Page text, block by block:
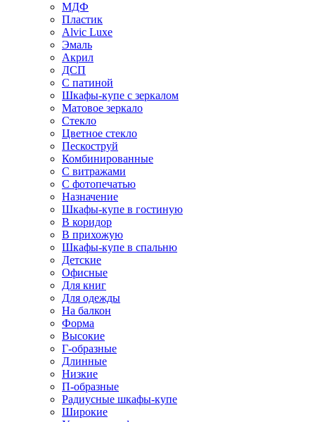
МДФ
Пластик
Alvic Luxe
Эмаль
Акрил
ДСП
С патиной
Шкафы-купе с зеркалом
Матовое зеркало
Стекло
Цветное стекло
Пескоструй
Комбинированные
С витражами
С фотопечатью
Назначение
Шкафы-купе в гостиную
В коридор
В прихожую
Шкафы-купе в спальню
Детские
Офисные
Для книг
Для одежды
На балкон
Форма
Высокие
Г-образные
Длинные
Низкие
П-образные
Радиусные шкафы-купе
Широкие